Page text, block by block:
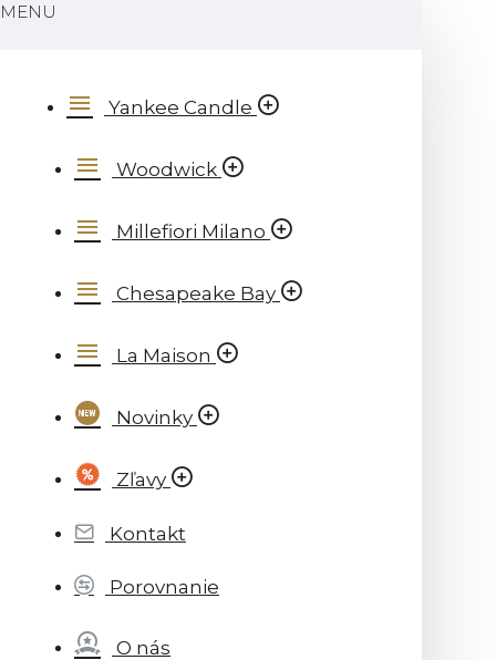
MENU
Yankee Candle
Woodwick
Millefiori Milano
Chesapeake Bay
La Maison
Novinky
Zľavy
Kontakt
Porovnanie
O nás